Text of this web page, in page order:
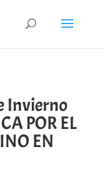
Invierno
POR EL
EN